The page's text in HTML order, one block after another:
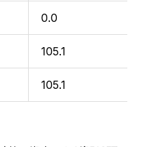
0.0
105.1
105.1